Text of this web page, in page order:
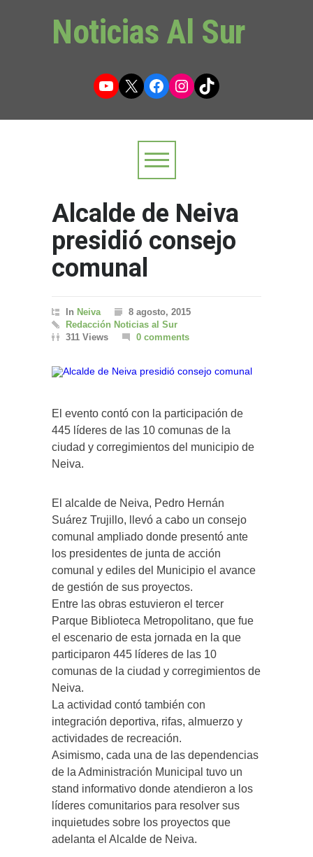
Noticias Al Sur
YouTube
X Facebook
Instagram
TikTok
Alcalde de Neiva
presidió consejo
comunal
In Neiva
8 agosto, 2015
Redacción Noticias al Sur
311 Views
0 comments
El evento contó con la participación de
445 líderes de las 10 comunas de la
ciudad y corregimientos del municipio de
Neiva.
El alcalde de Neiva, Pedro Hernán
Suárez Trujillo, llevó a cabo un consejo
comunal ampliado donde presentó ante
los presidentes de junta de acción
comunal y ediles del Municipio el avance
de gestión de sus proyectos.
Entre las obras estuvieron el tercer
Parque Biblioteca Metropolitano, que fue
el escenario de esta jornada en la que
participaron 445 líderes de las 10
comunas de la ciudad y corregimientos de
Neiva.
La actividad contó también con
integración deportiva, rifas, almuerzo y
actividades de recreación.
Asimismo, cada una de las dependencias
de la Administración Municipal tuvo un
stand informativo donde atendieron a los
líderes comunitarios para resolver sus
inquietudes sobre los proyectos que
adelanta el Alcalde de Neiva.